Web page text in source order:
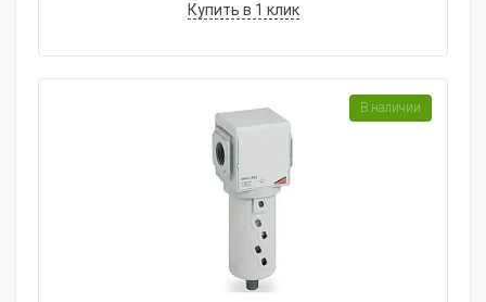
Купить в 1 клик
В наличии